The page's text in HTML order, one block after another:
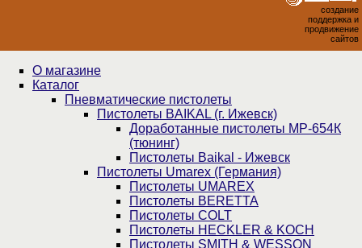
создание
поддержка и
продвижение
сайтов
О магазине
Каталог
Пнев­ма­ти­чес­кие пистолеты
Пистолеты BAIKAL (г. Ижевск)
Доработанные пистолеты МР-654К
(тюнинг)
Пистолеты Baikal - Ижевск
Пистолеты Umarex (Германия)
Пистолеты UMAREX
Пистолеты BERETTA
Пистолеты COLT
Пистолеты HECKLER & KOCH
Пистолеты SMITH & WESSON